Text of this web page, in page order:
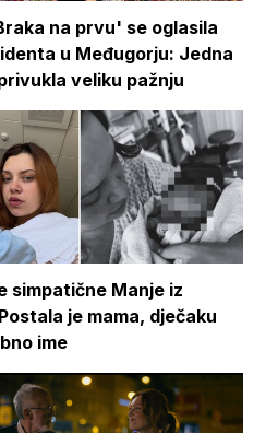
na prvu' se oglasila
u Međugorju: Jedna
veliku pažnju
simpatične Manje iz
je mama, dječaku
ime